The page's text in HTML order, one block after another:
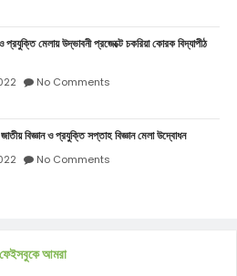
ও প্রযুক্তি মেলায় উদ্ভাবনী প্রজেক্টে চকরিয়া কোরক বিদ্যাপীঠ
No Comments
বিজ্ঞান ও প্রযুক্তি সপ্তাহ বিজ্ঞান মেলা উদ্বোধন
No Comments
ফেইসবুকে আমরা